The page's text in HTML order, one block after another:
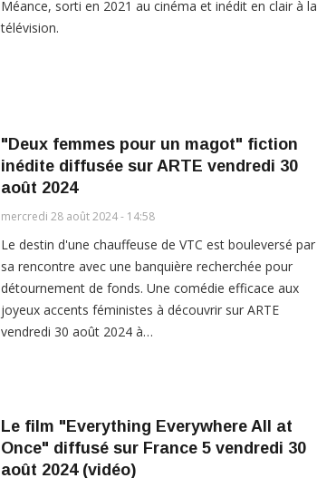
Méance, sorti en 2021 au cinéma et inédit en clair à la
télévision.
"Deux femmes pour un magot" fiction
inédite diffusée sur ARTE vendredi 30
août 2024
mercredi 28 août 2024 - 14:58
Le destin d'une chauffeuse de VTC est bouleversé par
sa rencontre avec une banquière recherchée pour
détournement de fonds. Une comédie efficace aux
joyeux accents féministes à découvrir sur ARTE
vendredi 30 août 2024 à…
Le film "Everything Everywhere All at
Once" diffusé sur France 5 vendredi 30
août 2024 (vidéo)